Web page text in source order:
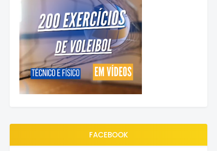
FACEBOOK